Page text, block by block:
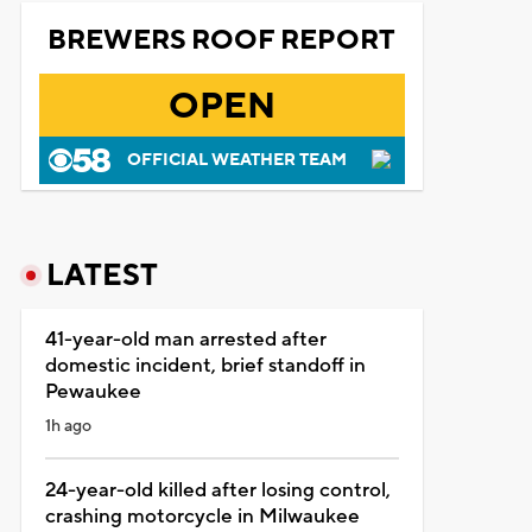
BREWERS ROOF REPORT
OPEN
OFFICIAL WEATHER TEAM
LATEST
41-year-old man arrested after
domestic incident, brief standoff in
Pewaukee
1h ago
24-year-old killed after losing control,
crashing motorcycle in Milwaukee